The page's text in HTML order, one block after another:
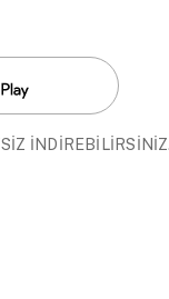
İNDİREBİLİRSİNİZ.